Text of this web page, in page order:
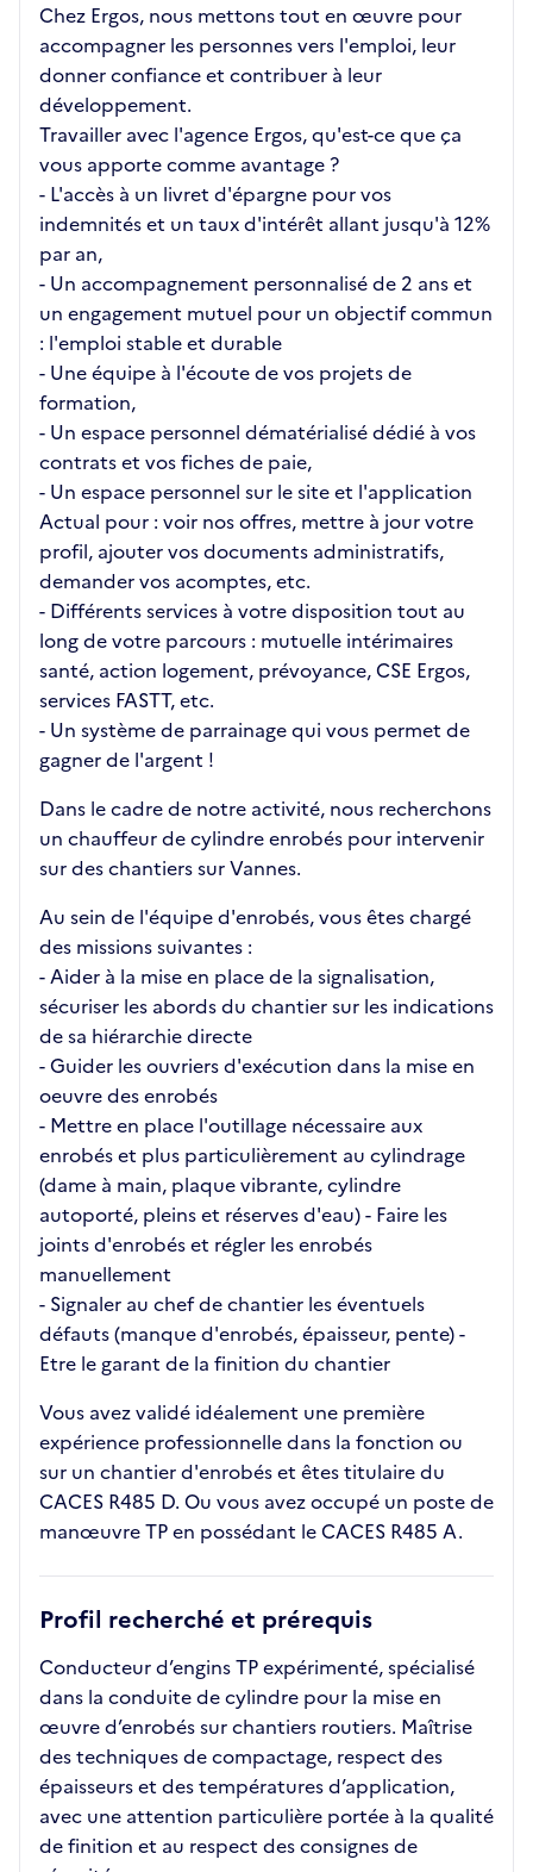
Chez Ergos, nous mettons tout en œuvre pour
accompagner les personnes vers l'emploi, leur
donner confiance et contribuer à leur
développement.
Travailler avec l'agence Ergos, qu'est-ce que ça
vous apporte comme avantage ?
- L'accès à un livret d'épargne pour vos
indemnités et un taux d'intérêt allant jusqu'à 12%
par an,
- Un accompagnement personnalisé de 2 ans et
un engagement mutuel pour un objectif commun
: l'emploi stable et durable
- Une équipe à l'écoute de vos projets de
formation,
- Un espace personnel dématérialisé dédié à vos
contrats et vos fiches de paie,
- Un espace personnel sur le site et l'application
Actual pour : voir nos offres, mettre à jour votre
profil, ajouter vos documents administratifs,
demander vos acomptes, etc.
- Différents services à votre disposition tout au
long de votre parcours : mutuelle intérimaires
santé, action logement, prévoyance, CSE Ergos,
services FASTT, etc.
- Un système de parrainage qui vous permet de
gagner de l'argent !
Dans le cadre de notre activité, nous recherchons
un chauffeur de cylindre enrobés pour intervenir
sur des chantiers sur Vannes.
Au sein de l'équipe d'enrobés, vous êtes chargé
des missions suivantes :
- Aider à la mise en place de la signalisation,
sécuriser les abords du chantier sur les indications
de sa hiérarchie directe
- Guider les ouvriers d'exécution dans la mise en
oeuvre des enrobés
- Mettre en place l'outillage nécessaire aux
enrobés et plus particulièrement au cylindrage
(dame à main, plaque vibrante, cylindre
autoporté, pleins et réserves d'eau) - Faire les
joints d'enrobés et régler les enrobés
manuellement
- Signaler au chef de chantier les éventuels
défauts (manque d'enrobés, épaisseur, pente) -
Etre le garant de la finition du chantier
Vous avez validé idéalement une première
expérience professionnelle dans la fonction ou
sur un chantier d'enrobés et êtes titulaire du
CACES R485 D. Ou vous avez occupé un poste de
manœuvre TP en possédant le CACES R485 A.
Profil recherché et prérequis
Conducteur d’engins TP expérimenté, spécialisé
dans la conduite de cylindre pour la mise en
œuvre d’enrobés sur chantiers routiers. Maîtrise
des techniques de compactage, respect des
épaisseurs et des températures d’application,
avec une attention particulière portée à la qualité
de finition et au respect des consignes de